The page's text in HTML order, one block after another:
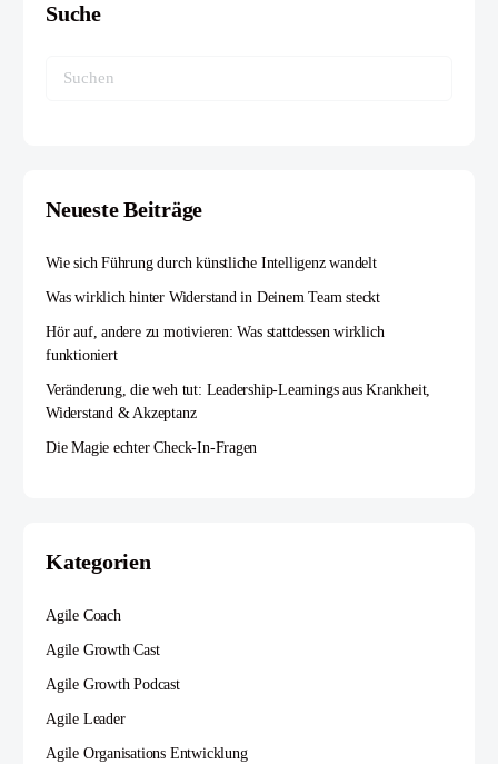
Suche
Neueste Beiträge
Wie sich Führung durch künstliche Intelligenz wandelt
Was wirklich hinter Widerstand in Deinem Team steckt
Hör auf, andere zu motivieren: Was stattdessen wirklich
funktioniert
Veränderung, die weh tut: Leadership-Learnings aus Krankheit,
Widerstand & Akzeptanz
Die Magie echter Check-In-Fragen
Kategorien
Agile Coach
Agile Growth Cast
Agile Growth Podcast
Agile Leader
Agile Organisations Entwicklung